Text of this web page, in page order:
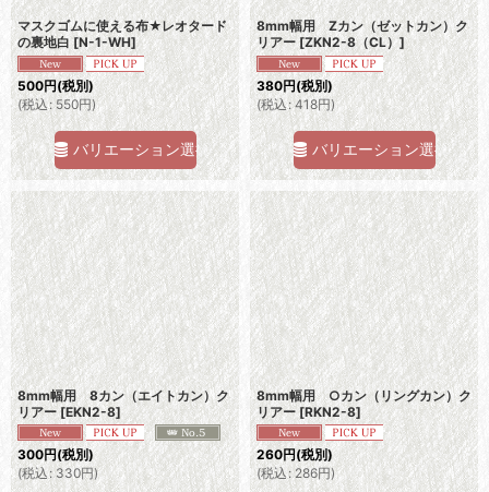
マスクゴムに使える布★レオタード
の裏地白 [N-1-WH]
500円(税別)
(税込: 550円)
バリエーション選択
8mm幅用 Zカン（ゼットカン）ク
リアー [ZKN2-8（CL） ]
380円(税別)
(税込: 418円)
バリエーション選択
8mm幅用 8カン（エイトカン）ク
リアー [EKN2-8]
300円(税別)
(税込 : 330円)
8mm幅用 ○カン（リングカン）ク
リアー [RKN2-8]
260円(税別)
(税込 : 286円)